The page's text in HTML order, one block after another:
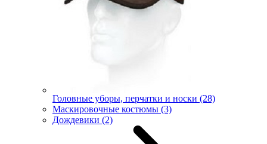
Головные уборы, перчатки и носки (28)
Маскировочные костюмы (3)
Дождевики (2)